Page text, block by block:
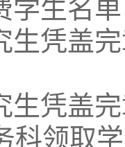
学生名
生凭盖
生凭盖
科领取